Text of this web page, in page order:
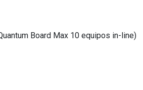
Board Max 10 equipos in-line)